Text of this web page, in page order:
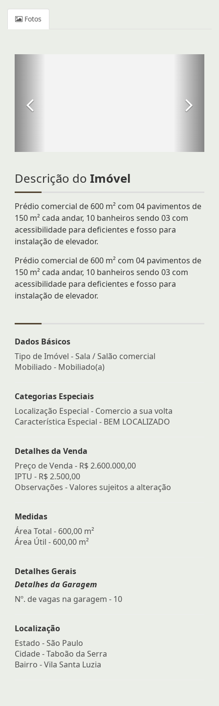
Fotos
Descrição do Imóvel
Prédio comercial de 600 m² com 04 pavimentos de
150 m² cada andar, 10 banheiros sendo 03 com
acessibilidade para deficientes e fosso para
instalação de elevador.
Prédio comercial de 600 m² com 04 pavimentos de
150 m² cada andar, 10 banheiros sendo 03 com
acessibilidade para deficientes e fosso para
instalação de elevador.
Dados Básicos
Tipo de Imóvel - Sala / Salão comercial
Mobiliado - Mobiliado(a)
Categorias Especiais
Localização Especial - Comercio a sua volta
Característica Especial - BEM LOCALIZADO
Detalhes da Venda
Preço de Venda - R$ 2.600.000,00
IPTU - R$ 2.500,00
Observações - Valores sujeitos a alteração
Medidas
Área Total - 600,00 m²
Área Útil - 600,00 m²
Detalhes Gerais
Detalhes da Garagem
Nº. de vagas na garagem - 10
Localização
Estado -São Paulo
Cidade -Taboão da Serra
Bairro -Vila Santa Luzia